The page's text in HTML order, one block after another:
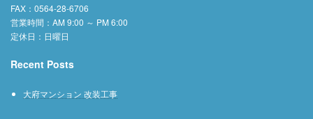
FAX：0564-28-6706
営業時間：AM 9:00 ～ PM 6:00
定休日：日曜日
Recent Posts
大府マンション 改装工事